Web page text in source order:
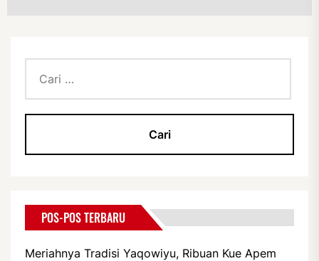
untuk:
POS-POS TERBARU
Meriahnya Tradisi Yaqowiyu, Ribuan Kue Apem